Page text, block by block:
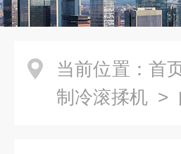
当前位置： 首
制冷滚揉机 >